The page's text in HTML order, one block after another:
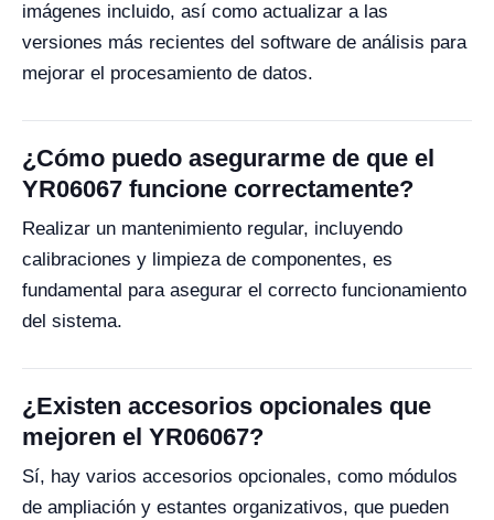
imágenes incluido, así como actualizar a las
versiones más recientes del software de análisis para
mejorar el procesamiento de datos.
¿Cómo puedo asegurarme de que el
YR06067 funcione correctamente?
Realizar un mantenimiento regular, incluyendo
calibraciones y limpieza de componentes, es
fundamental para asegurar el correcto funcionamiento
del sistema.
¿Existen accesorios opcionales que
mejoren el YR06067?
Sí, hay varios accesorios opcionales, como módulos
de ampliación y estantes organizativos, que pueden